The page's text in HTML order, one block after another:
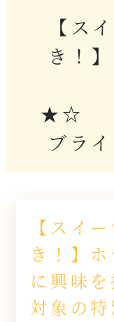
【ス
き！
ブラ
【スイ
き！】
に興味
対象の特